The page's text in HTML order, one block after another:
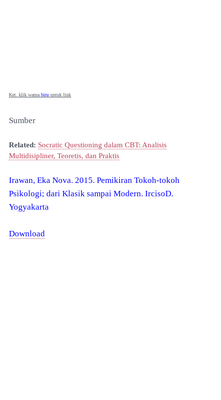
Ket. klik warna biru untuk link
Sumber
Related: Socratic Questioning dalam CBT: Analisis
Multidisipliner, Teoretis, dan Praktis
Irawan, Eka Nova. 2015. Pemikiran Tokoh-tokoh
Psikologi; dari Klasik sampai Modern. IrcisoD.
Yogyakarta
Download